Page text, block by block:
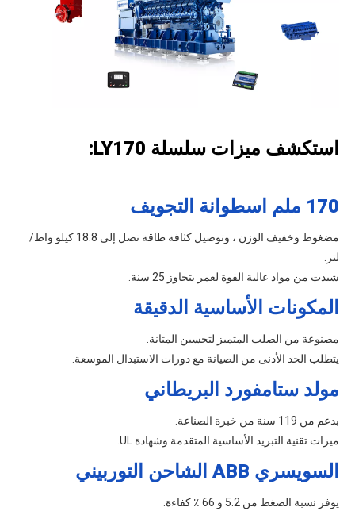
5. تكنولوجيا التحكم في الدوائر المبتكرة
6. نظام التحكم الرقمي المتقدم
استكشف ميزات سلسلة LY170:
170 ملم اسطوانة التجويف
مضغوط وخفيف الوزن ، وتوصيل كثافة طاقة تصل إلى 18.8 كيلو واط/
لتر.
شيدت من مواد عالية القوة لعمر يتجاوز 25 سنة.
المكونات الأساسية الدقيقة
مصنوعة من الصلب المتميز لتحسين المتانة.
يتطلب الحد الأدنى من الصيانة مع دورات الاستبدال الموسعة.
مولد ستامفورد البريطاني
بدعم من 119 سنة من خبرة الصناعة.
ميزات تقنية التبريد الأساسية المتقدمة وشهادة UL.
السويسري ABB الشاحن التوربيني
يوفر نسبة الضغط من 5.2 و 66 ٪ كفاءة.